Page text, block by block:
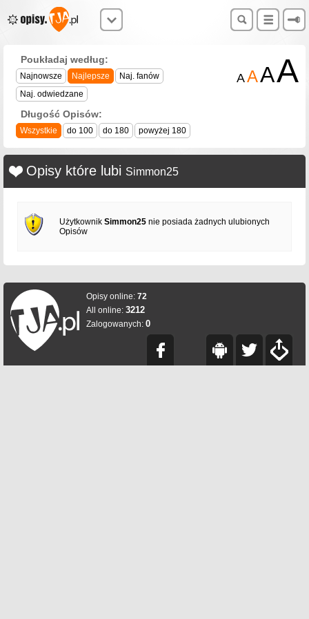
AAAA
Poukładaj według:
Najnowsze Najlepsze
Naj. fanów
Naj. odwiedzane
Długość Opisów:
Wszystkie do 100 do 180 powyżej 180
Opisy które lubi Simmon25
Użytkownik Simmon25 nie posiada żadnych ulubionych
Opisów
Opisy online: 72
All online: 3212
Zalogowanych: 0